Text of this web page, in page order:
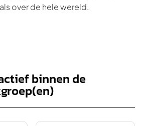
over de hele wereld.
binnen de